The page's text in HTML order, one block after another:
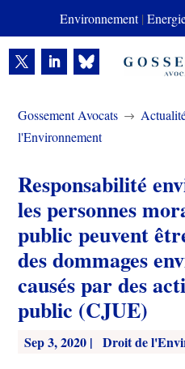
Environnement|
Gossement Avocats $
l'Environnement
Responsabilité
les personnes
public peuvent
des dommages
causés par des
public (CJUE)
Sep 3, 2020 | Droit de